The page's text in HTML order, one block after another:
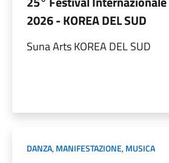
2026 - KOREA DEL SUD
Suna Arts KOREA DEL SUD
DANZA,MANIFESTAZIONE,MUSICA